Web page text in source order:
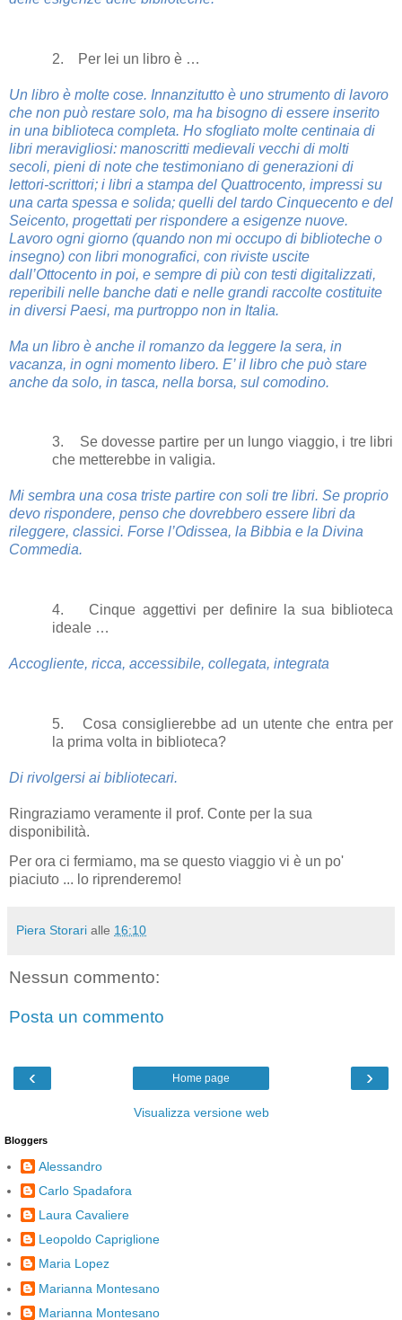
2. Per lei un libro è …
Un libro è molte cose. Innanzitutto è uno strumento di lavoro
che non può restare solo, ma ha bisogno di essere inserito
in una biblioteca completa. Ho sfogliato molte centinaia di
libri meravigliosi: manoscritti medievali vecchi di molti
secoli, pieni di note che testimoniano di generazioni di
lettori-scrittori; i libri a stampa del Quattrocento, impressi su
una carta spessa e solida; quelli del tardo Cinquecento e del
Seicento, progettati per rispondere a esigenze nuove.
Lavoro ogni giorno (quando non mi occupo di biblioteche o
insegno) con libri monografici, con riviste uscite
dall’Ottocento in poi, e sempre di più con testi digitalizzati,
reperibili nelle banche dati e nelle grandi raccolte costituite
in diversi Paesi, ma purtroppo non in Italia.
Ma un libro è anche il romanzo da leggere la sera, in
vacanza, in ogni momento libero. E’ il libro che può stare
anche da solo, in tasca, nella borsa, sul comodino.
3. Se dovesse partire per un lungo viaggio, i tre libri
che metterebbe in valigia.
Mi sembra una cosa triste partire con soli tre libri. Se proprio
devo rispondere, penso che dovrebbero essere libri da
rileggere, classici. Forse l’Odissea, la Bibbia e la Divina
Commedia.
4. Cinque aggettivi per definire la sua biblioteca
ideale …
Accogliente, ricca, accessibile, collegata, integrata
5. Cosa consiglierebbe ad un utente che entra per
la prima volta in biblioteca?
Di rivolgersi ai bibliotecari.
Ringraziamo veramente il prof. Conte per la sua
disponibilità.
Per ora ci fermiamo, ma se questo viaggio vi è un po'
piaciuto ... lo riprenderemo!
Piera Storari alle 16:10
Nessun commento:
Posta un commento
‹ ›
Home page
Visualizza versione web
Bloggers
Alessandro
Carlo Spadafora
Laura Cavaliere
Leopoldo Capriglione
Maria Lopez
Marianna Montesano
Marianna Montesano